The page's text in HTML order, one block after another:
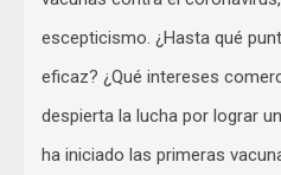
escepticismo. ¿Hasta qué
eficaz? ¿Qué intereses
despierta la lucha por lograr
ha iniciado las primeras